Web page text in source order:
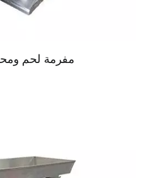
مفرمة لحم